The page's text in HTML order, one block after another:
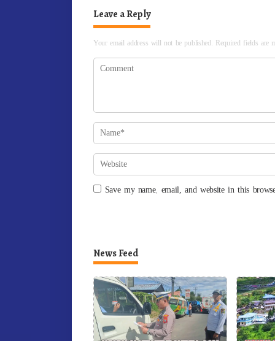
Leave a Reply
Your email address will not be published. Required fields are
Save my name, email, and website in this
News Feed